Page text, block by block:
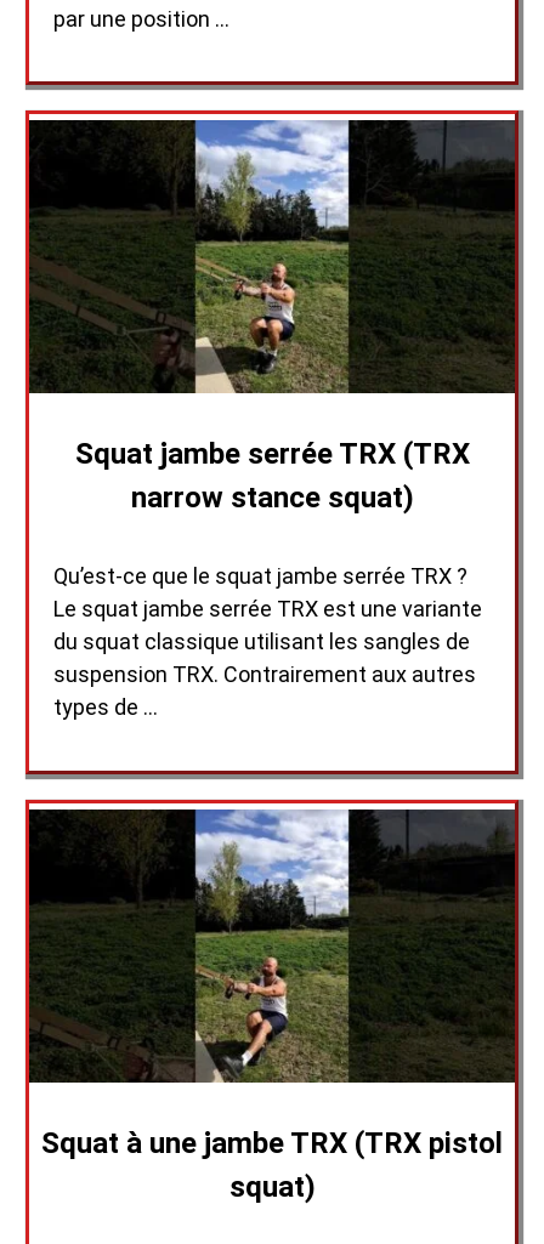
par une position …
Squat jambe serrée TRX (TRX
narrow stance squat)
Qu’est-ce que le squat jambe serrée TRX ?
Le squat jambe serrée TRX est une variante
du squat classique utilisant les sangles de
suspension TRX. Contrairement aux autres
types de …
Squat à une jambe TRX (TRX pistol
squat)